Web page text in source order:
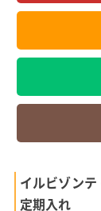
イルビゾン
定期入れ